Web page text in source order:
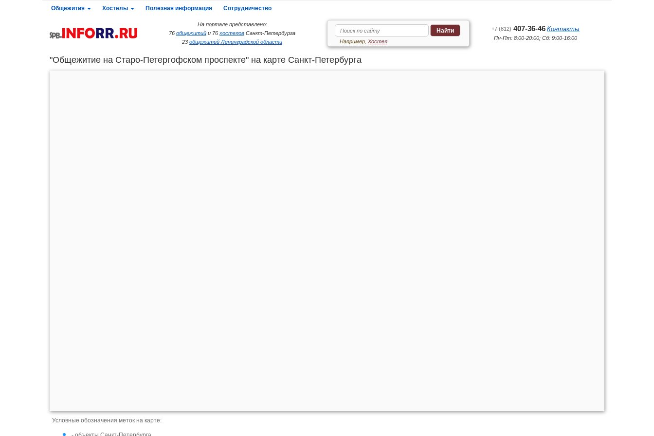
Общежития Хостелы Полезная информация Сотрудничество
На портале представлено:
76 общежитий и 76 хостелов Санкт-Петербурга
23 общежитий Ленинградской области
Найти
Например, Хостел
+7 (812) 407-36-46 Контакты
Пн-Пт: 8:00-20:00; Сб: 9:00-16:00
"Общежитие на Старо-Петергофском проспекте" на карте Санкт-Петербурга
Условные обозначения меток на карте: